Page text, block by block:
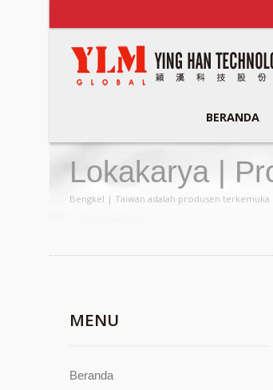
BERANDA
Lokakarya |
Robotik | YLM
Bengkel | Taiwan adalah produsen terkemuka
MENU
Beranda